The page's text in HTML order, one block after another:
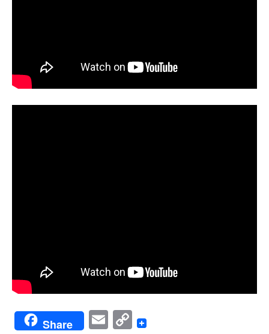
Share EmailCopy